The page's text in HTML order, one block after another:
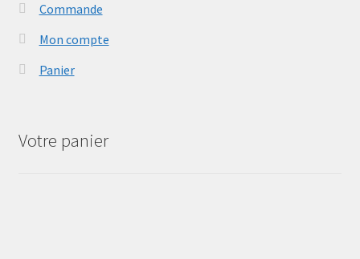
Commande
Mon compte
Panier
Votre panier